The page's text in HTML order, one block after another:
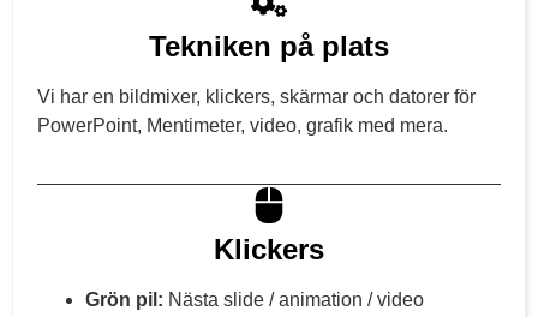
Tekniken på plats
Vi har en bildmixer, klickers, skärmar och datorer för
PowerPoint, Mentimeter, video, grafik med mera.
Klickers
Grön pil: Nästa slide / animation / video